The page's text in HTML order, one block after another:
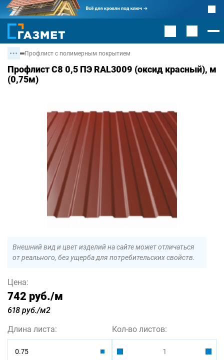
Профлист с полимерным покрытием
Профлист С8 0,5 ПЭ RAL3009 (оксид красный), м
(0,75м)
Внешний вид и цвет изделий на сайте может отличаться
от реального, без ущерба для потребительских свойств.
Цена:
742 руб./м
618 руб./м2
Длина листа:
0.75
Кол-во листов: